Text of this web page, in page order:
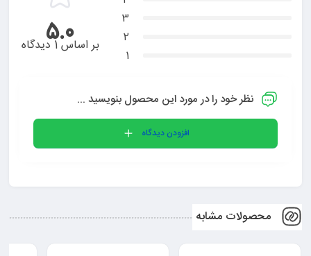
3
2
1
5.0
بر اساس 1 دیدگاه
نظر خود را در مورد این محصول بنویسید ...
افزودن دیدگاه
محصولات مشابه